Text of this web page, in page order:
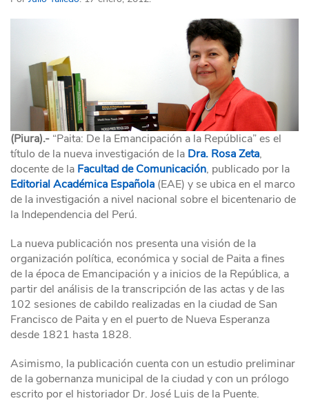
(Piura).- “Paita: De la Emancipación a la República” es el
título de la nueva investigación de la Dra. Rosa Zeta,
docente de la Facultad de Comunicación, publicado por la
Editorial Académica Española (EAE) y se ubica en el marco
de la investigación a nivel nacional sobre el bicentenario de
la Independencia del Perú.
La nueva publicación nos presenta una visión de la
organización política, económica y social de Paita a fines
de la época de Emancipación y a inicios de la República, a
partir del análisis de la transcripción de las actas y de las
102 sesiones de cabildo realizadas en la ciudad de San
Francisco de Paita y en el puerto de Nueva Esperanza
desde 1821 hasta 1828.
Asimismo, la publicación cuenta con un estudio preliminar
de la gobernanza municipal de la ciudad y con un prólogo
escrito por el historiador Dr. José Luis de la Puente.